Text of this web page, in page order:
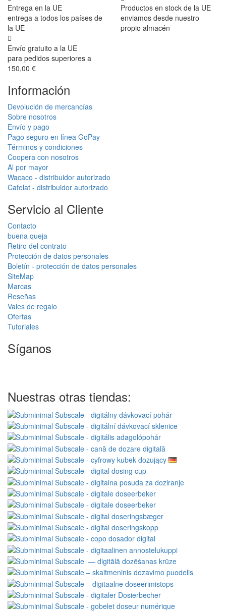
Entrega en la UE
entrega a todos los países de
la UE
Productos en stock de la UE
enviamos desde nuestro
propio almacén
Envío gratuito a la UE
para pedidos superiores a
150,00 €
Información
Devolución de mercancías
Sobre nosotros
Envío y pago
Pago seguro en línea GoPay
Términos y condiciones
Coopera con nosotros
Al por mayor
Wacaco - distribuidor autorizado
Cafelat - distribuidor autorizado
Servicio al Cliente
Contacto
buena queja
Retiro del contrato
Protección de datos personales
Boletín - protección de datos personales
SiteMap
Marcas
Reseñas
Vales de regalo
Ofertas
Tutoriales
Síganos
Nuestras otras tiendas: